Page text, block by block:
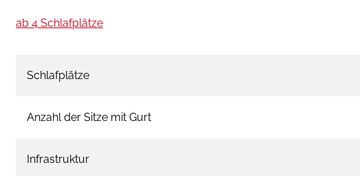
ab 4 Schlafplätze
Schlafplätze
Anzahl der Sitze mit Gurt
Infrastruktur